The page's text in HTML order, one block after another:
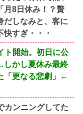
月8日休み！？贅
しなみと、客に
すぎ・・・
ト開始。初日に公
しかし夏休み最終
「更なる悲劇」←
カンニングしてた